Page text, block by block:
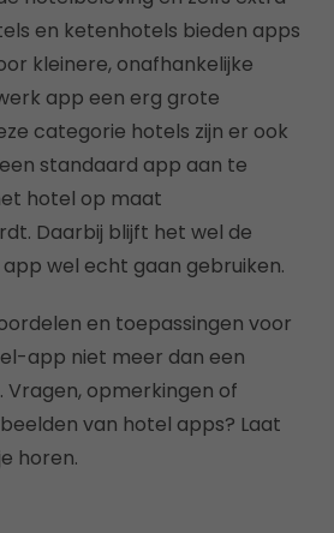
en ketenhotels bieden apps
kleinere, onafhankelijke
app een erg grote
categorie hotels zijn er ook
standaard app aan te
hotel op maat
Daarbij blijft het wel de
wel echt gaan gebruiken.
en toepassingen voor
app niet meer dan een
Vragen, opmerkingen of
van hotel apps? Laat
horen.